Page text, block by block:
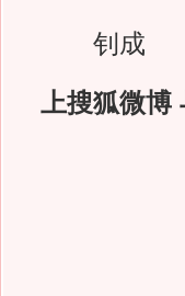
钊成
上搜狐微博